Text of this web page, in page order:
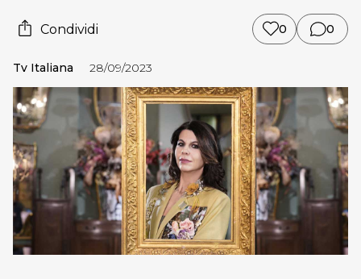
Condividi 0 0
Tv Italiana 28/09/2023